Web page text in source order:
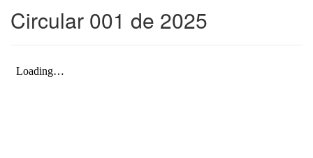
Circular 001 de 2025